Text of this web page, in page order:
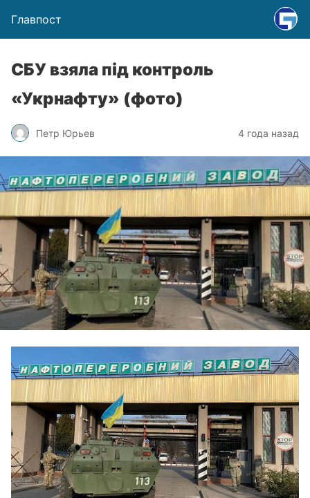
Главпост
СБУ взяла під контроль
«Укрнафту» (фото)
Петр Юрьев 4 года назад